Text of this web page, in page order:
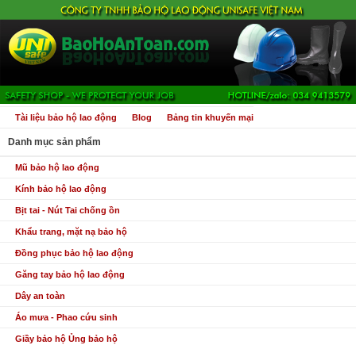
Tài liệu bảo hộ lao động Blog Bảng tin khuyến mại
Danh mục sản phẩm
Mũ bảo hộ lao động
Kính bảo hộ lao động
Bịt tai - Nút Tai chống ồn
Khẩu trang, mặt nạ bảo hộ
Đồng phục bảo hộ lao động
Găng tay bảo hộ lao động
Dây an toàn
Áo mưa - Phao cứu sinh
Giầy bảo hộ Ủng bảo hộ